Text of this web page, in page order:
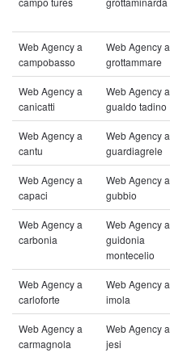
Web Agency a
campobasso
Web Agency a
grottammare
Web Agency a
canicatti
Web Agency a
gualdo tadino
Web Agency a
cantu
Web Agency a
guardiagrele
Web Agency a
capaci
Web Agency a
gubbio
Web Agency a
carbonia
Web Agency a
guidonia
montecelio
Web Agency a
carloforte
Web Agency a
imola
Web Agency a
carmagnola
Web Agency a
jesi